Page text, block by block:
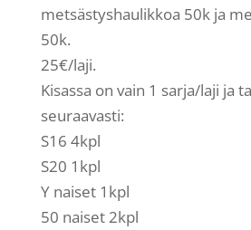
metsästyshaulikkoa 50k ja
50k.
25€/laji.
Kisassa on vain 1 sarja/laji ja
seuraavasti:
S16 4kpl
S20 1kpl
Y naiset 1kpl
50 naiset 2kpl